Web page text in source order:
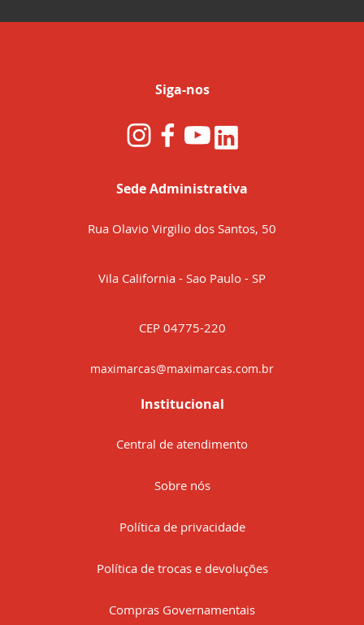
nossa
Siga-nos
Sede Administrativa
Rua Olavio Virgilio dos Santos, 50
Vila California - Sao Paulo - SP
CEP 04775-220
maximarcas@maximarcas.com.br
Institucional
Central de atendimento
Sobre nós
Política de privacidade
Política de trocas e devoluções
Compras Governamentais